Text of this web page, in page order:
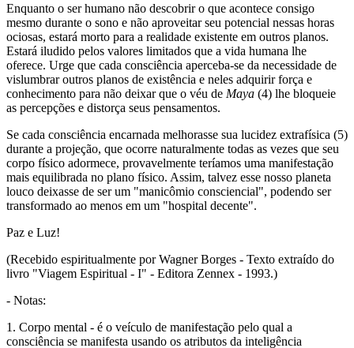
Enquanto o ser humano não descobrir o que acontece consigo
mesmo durante o sono e não aproveitar seu potencial nessas horas
ociosas, estará morto para a realidade existente em outros planos.
Estará iludido pelos valores limitados que a vida humana lhe
oferece. Urge que cada consciência aperceba-se da necessidade de
vislumbrar outros planos de existência e neles adquirir força e
conhecimento para não deixar que o véu de Maya (4) lhe bloqueie
as percepções e distorça seus pensamentos.
Se cada consciência encarnada melhorasse sua lucidez extrafísica (5)
durante a projeção, que ocorre naturalmente todas as vezes que seu
corpo físico adormece, provavelmente teríamos uma manifestação
mais equilibrada no plano físico. Assim, talvez esse nosso planeta
louco deixasse de ser um "manicômio consciencial", podendo ser
transformado ao menos em um "hospital decente".
Paz e Luz!
(Recebido espiritualmente por Wagner Borges - Texto extraído do
livro "Viagem Espiritual - I" - Editora Zennex - 1993.)
- Notas:
1. Corpo mental - é o veículo de manifestação pelo qual a
consciência se manifesta usando os atributos da inteligência